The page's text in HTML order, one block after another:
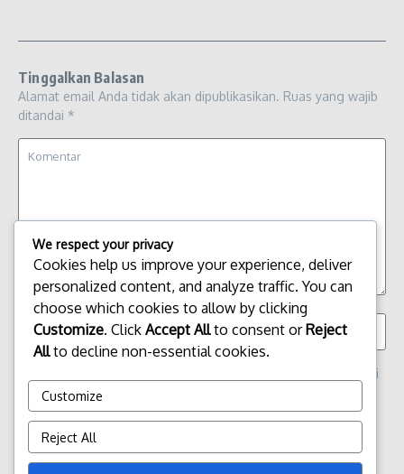
Tinggalkan Balasan
Alamat email Anda tidak akan dipublikasikan. Ruas yang wajib
ditandai *
Simpan nama, email, dan situs web saya pada peramban ini
untuk komentar saya berikutnya.
We respect your privacy
Cookies help us improve your experience, deliver
personalized content, and analyze traffic. You can
choose which cookies to allow by clicking
Customize. Click Accept Allto consent orReject
Allto decline non-essential cookies.
Customize
Reject All